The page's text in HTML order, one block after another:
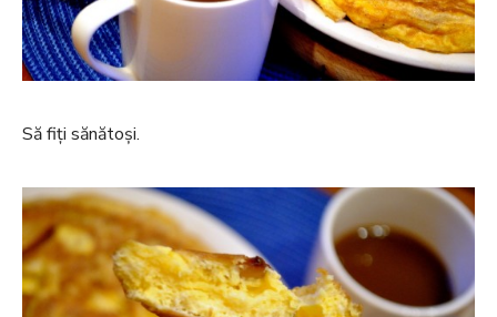
Să fiți sănătoși.